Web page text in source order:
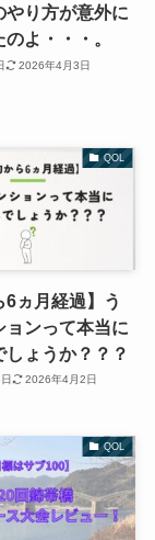
やり方が意外に
よ・・・。
2026年4月3日
QOL
6ヵ月経過】う
ョンって本当に
しょうか？？？
2026年4月2日
QOL